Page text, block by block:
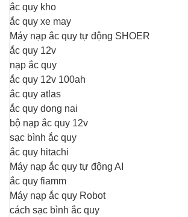
ắc quy kho
ắc quy xe may
Máy nạp ắc quy tự động SHOER
ắc quy 12v
nạp ắc quy
ắc quy 12v 100ah
ắc quy atlas
ắc quy dong nai
bộ nạp ắc quy 12v
sạc bình ắc quy
ắc quy hitachi
Máy nạp ắc quy tự động AI
ắc quy fiamm
Máy nạp ắc quy Robot
cách sạc bình ắc quy